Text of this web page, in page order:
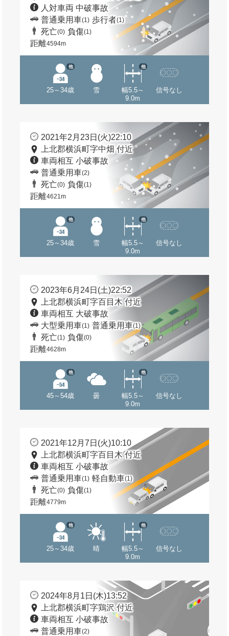
人対車両 中破事故
普通乗用車(1) 歩行者(1)
死亡(0) 負傷(1)
距離4594m
25～34歳
他
雪
幅5.5～
9.0m
他
信号なし
2021年2月23日(火)22:10
上北郡横浜町字中畑 付近
車両相互 小破事故
普通乗用車(2)
死亡(0) 負傷(1)
距離4621m
25～34歳
他
雪
幅5.5～
9.0m
他
信号なし
2023年6月24日(土)22:52
上北郡横浜町字百目木 付近
車両相互 大破事故
大型乗用車(1) 普通乗用車(1)
死亡(1) 負傷(0)
距離4628m
45～54歳
他
曇
幅5.5～
9.0m
他
信号なし
2021年12月7日(火)10:10
上北郡横浜町字百目木 付近
車両相互 小破事故
普通乗用車(1) 軽自動車(1)
死亡(0) 負傷(1)
距離4779m
25～34歳
他
晴
幅5.5～
9.0m
他
信号なし
2024年8月1日(木)13:52
上北郡横浜町字鶏沢 付近
車両相互 小破事故
普通乗用車(2)